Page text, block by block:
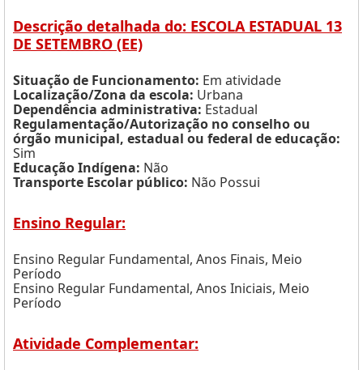
Descrição detalhada do: ESCOLA ESTADUAL 13
DE SETEMBRO (EE)
Situação de Funcionamento: Em atividade
Localização/Zona da escola: Urbana
Dependência administrativa: Estadual
Regulamentação/Autorização no conselho ou
órgão municipal, estadual ou federal de educação:
Sim
Educação Indígena: Não
Transporte Escolar público: Não Possui
Ensino Regular:
Ensino Regular Fundamental, Anos Finais, Meio
Período
Ensino Regular Fundamental, Anos Iniciais, Meio
Período
Atividade Complementar: